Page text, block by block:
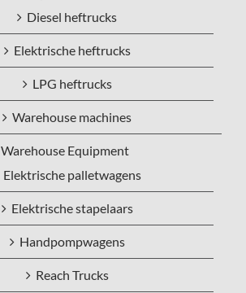
Diesel heftrucks
Elektrische heftrucks
LPG heftrucks
Warehouse machines
Warehouse Equipment
Elektrische palletwagens
Elektrische stapelaars
Handpompwagens
Reach Trucks